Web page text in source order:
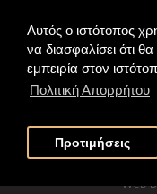
Αυτός ο ιστότοπος
να διασφαλίσει ότι
εμπειρία στον
Πολιτική Απορρήτου
Προτιμήσεις
© kosmimata-
Web